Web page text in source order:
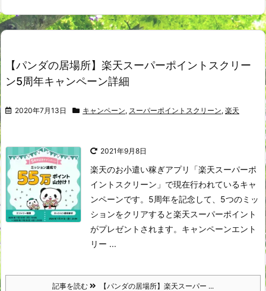
【パンダの居場所】楽天スーパーポイントスクリー
ン5周年キャンペーン詳細
2020年7月13日 キャンペーン, スーパーポイントスクリーン, 楽天
2021年9月8日
楽天のお小遣い稼ぎアプリ「楽天スーパーポ
イントスクリーン」で現在行われているキャ
ンペーンです。 5周年を記念して、5つのミッ
ションをクリアすると楽天スーパーポイント
がプレゼントされます。 キャンペーンエント
リー ...
記事を読む 【パンダの居場所】楽天スーパー ...